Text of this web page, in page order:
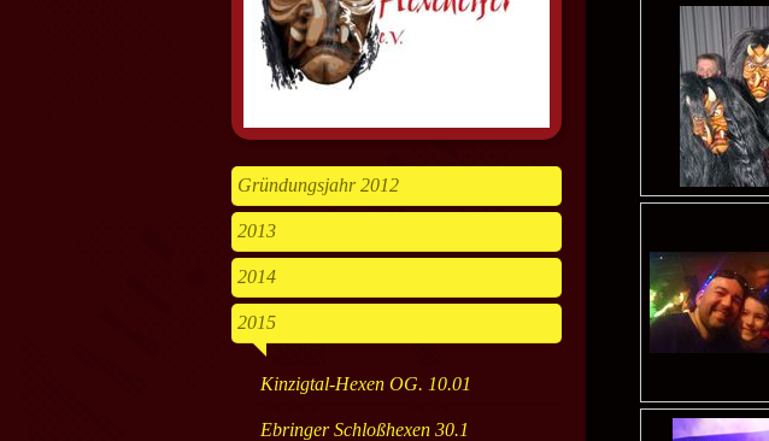
Gründungsjahr 2012
2013
2014
2015
Kinzigtal-Hexen OG. 10.01
Ebringer Schloßhexen 30.1